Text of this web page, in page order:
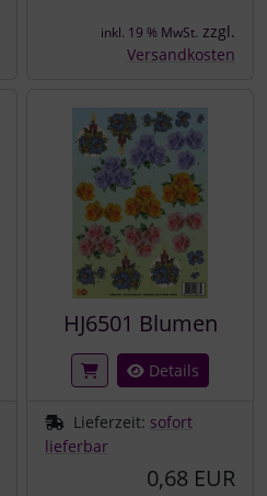
inkl. 19 % MwSt. zzgl.
Versandkosten
HJ6501 Blumen
Details
Lieferzeit: sofort
lieferbar
0,68 EUR